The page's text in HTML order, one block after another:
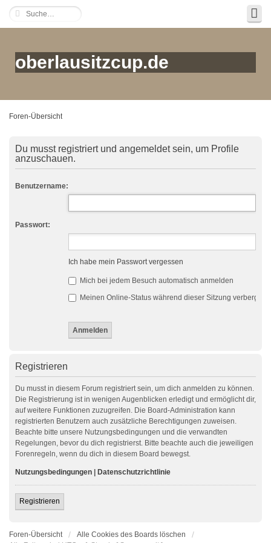
oberlausitzcup.de
Foren-Übersicht
Du musst registriert und angemeldet sein, um Profile
anzuschauen.
Benutzername:
Passwort:
Ich habe mein Passwort vergessen
Mich bei jedem Besuch automatisch anmelden
Meinen Online-Status während dieser Sitzung verbergen
Registrieren
Du musst in diesem Forum registriert sein, um dich anmelden zu können.
Die Registrierung ist in wenigen Augenblicken erledigt und ermöglicht dir,
auf weitere Funktionen zuzugreifen. Die Board-Administration kann
registrierten Benutzern auch zusätzliche Berechtigungen zuweisen.
Beachte bitte unsere Nutzungsbedingungen und die verwandten
Regelungen, bevor du dich registrierst. Bitte beachte auch die jeweiligen
Forenregeln, wenn du dich in diesem Board bewegst.
Nutzungsbedingungen Datenschutzrichtlinie
Registrieren
Foren-Übersicht
Alle Cookies des Boards löschen